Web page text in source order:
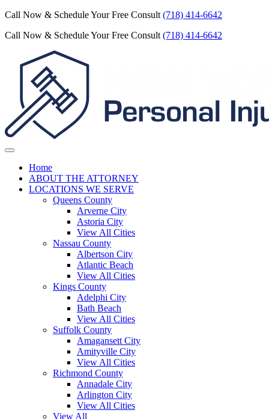
Call Now & Schedule Your Free Consult (718) 414-6642
Call Now & Schedule Your Free Consult (718) 414-6642
Home
ABOUT THE ATTORNEY
LOCATIONS WE SERVE
Queens County
Arverne City
Astoria City
View All Cities
Nassau County
Albertson City
Atlantic Beach
View All Cities
Kings County
Adelphi City
Bath Beach
View All Cities
Suffolk County
Amagansett City
Amityville City
View All Cities
Richmond County
Annadale City
Arlington City
View All Cities
View All